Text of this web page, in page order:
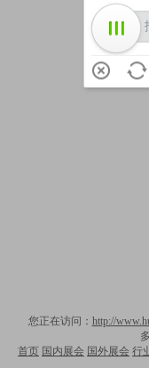
您正在访问： http://
首页 国内展会 国外展会 行